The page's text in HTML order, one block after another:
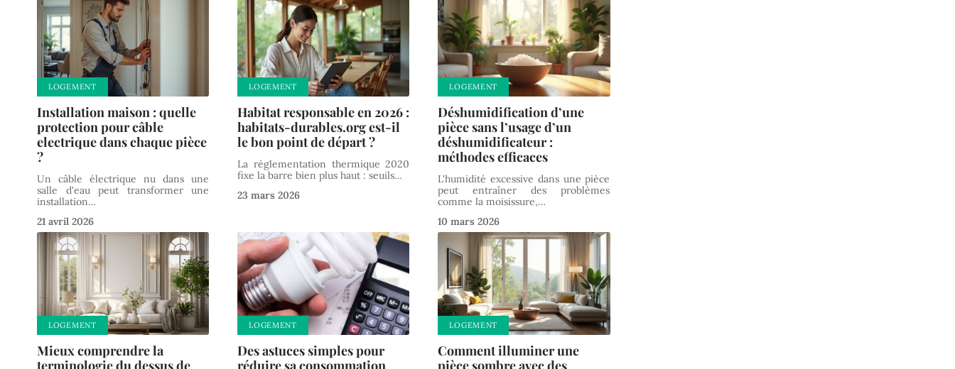
LOGEMENT
Installation maison : quelle
protection pour câble
electrique dans chaque pièce
?
Un câble électrique nu dans une
salle d'eau peut transformer une
installation…
21 avril 2026
LOGEMENT
Habitat responsable en 2026 :
habitats-durables.org est-il
le bon point de départ ?
La réglementation thermique 2020
fixe la barre bien plus haut : seuils…
23 mars 2026
LOGEMENT
Déshumidification d’une
pièce sans l’usage d’un
déshumidificateur :
méthodes efficaces
L'humidité excessive dans une pièce
peut entraîner des problèmes
comme la moisissure,…
10 mars 2026
LOGEMENT
Mieux comprendre la
terminologie du dessus de
LOGEMENT
Des astuces simples pour
réduire sa consommation
LOGEMENT
Comment illuminer une
pièce sombre avec des